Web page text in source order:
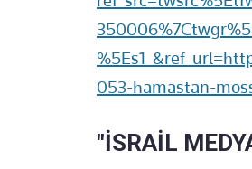
053-hamastan-
"İSRAİL